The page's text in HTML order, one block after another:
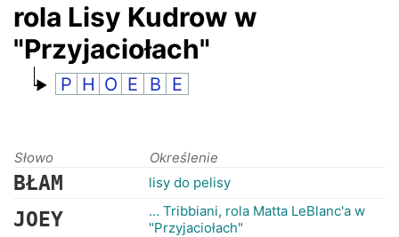
rola Lisy Kudrow w
"Przyjaciołach"
P H O E B E
Słowo Określenie
BŁAM lisy do pelisy
JOEY
... Tribbiani, rola Matta LeBlanc'a w
"Przyjaciołach"